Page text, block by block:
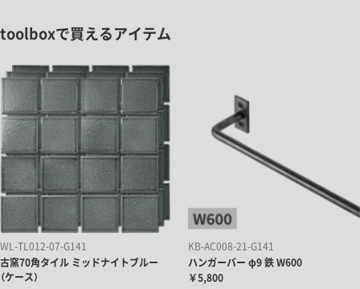
toolboxで買えるアイテム
WL-TL012-07-G141
古窯70角タイル ミッドナイトブルー
（ケース）
KB-AC008-21-G141
ハンガーバー φ9 鉄 W600
￥5,800